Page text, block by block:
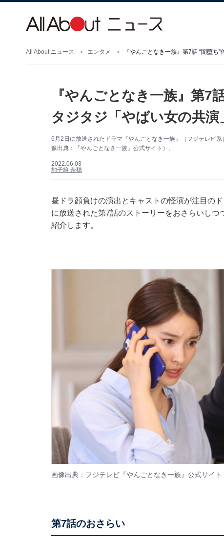
All About ニュース エンタメ
『やんごとなき一族』第7
タジタジ「やばい女の共
6月2日に放送されたドラマ『やんごとなき一族』（フジテレビ
像出典：『やんごとなき一族』公式サイト）。
2022.06.03
地子給 奈穂
昼ドラ顔負けの演出とキャストの怪演が注目の
に放送された第7話のストーリーをおさらいし
紹介します。
画像出典：フジテレビ『やんごとなき一族』 公式サイト
第7話のおさらい